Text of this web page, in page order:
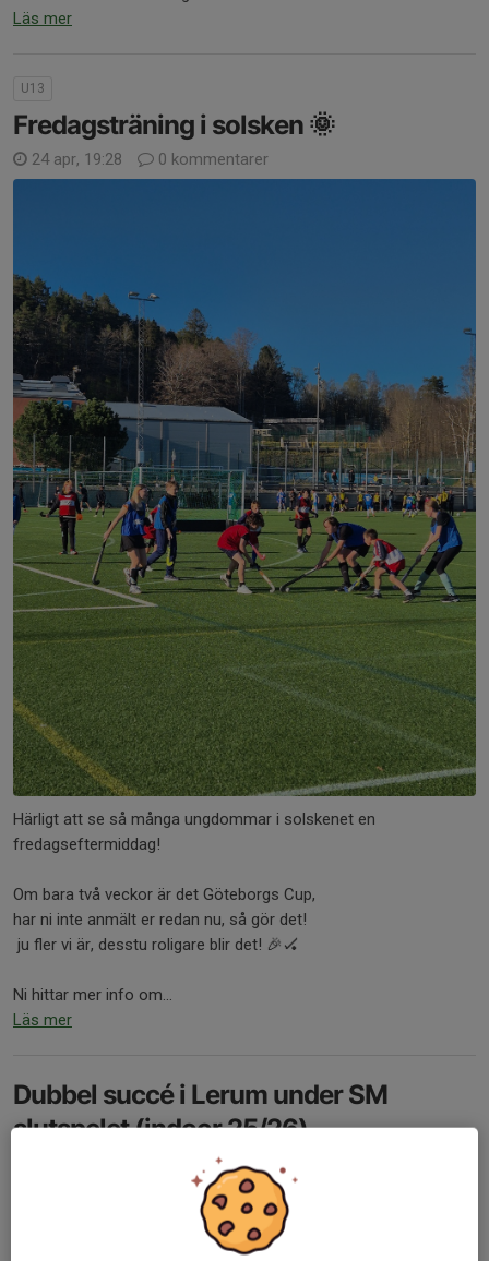
Läs mer
U13
Fredagsträning i solsken 🌞
24 apr, 19:28 0 kommentarer
Härligt att se så många ungdommar i solskenet en
fredagseftermiddag!
Om bara två veckor är det Göteborgs Cup,
har ni inte anmält er redan nu, så gör det!
ju fler vi är, desstu roligare blir det! 🎉🏑
Ni hittar mer info om...
Läs mer
Dubbel succé i Lerum under SM
slutspelet (indoor 25/26)
0 kommentarer